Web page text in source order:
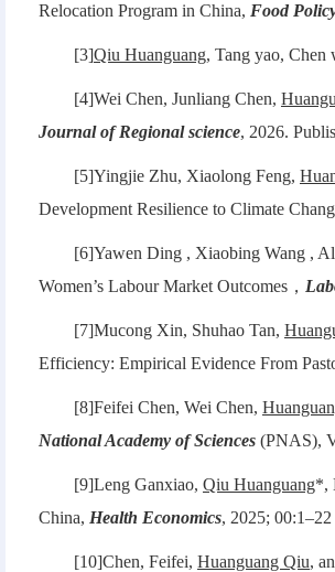
Relocation Program in China, Food
[3]Qiu Huanguang, Tang yao, Chen
[4]Wei Chen, Junliang Chen,
Journal of Regional science, 2026.
[5]Yingjie Zhu, Xiaolong Feng,
Development Resilience to Climate
[6]Yawen Ding , Xiaobing Wang ,
Women’s Labour Market Outcomes，
[7]Mucong Xin, Shuhao Tan,
Efficiency: Empirical Evidence From
[8]Feifei Chen, Wei Chen,
National Academy of Sciences (PNAS),
[9]Leng Ganxiao, Qiu Huanguang*,
China, Health Economics, 2025; 00:1–22
[10]Chen, Feifei, Huanguang Qiu,